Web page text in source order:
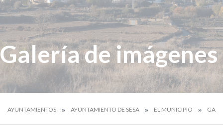
Galería de imágenes
AYUNTAMIENTOS AYUNTAMIENTO DE SESA EL MUNICIPIO